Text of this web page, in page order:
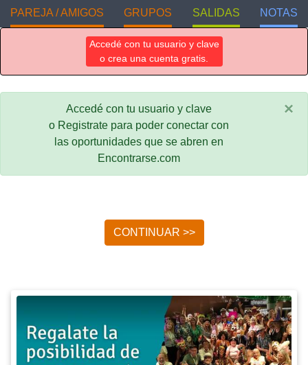
PAREJA / AMIGOS GRUPOS SALIDAS NOTAS
Accedé con tu usuario y clave
o crea una cuenta gratis.
Accedé con tu usuario y clave
o Registrate para poder conectar con
las oportunidades que se abren en
Encontrarse.com
×
CONTINUAR >>